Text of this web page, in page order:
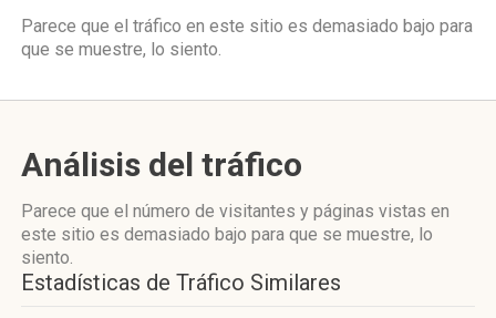
Parece que el tráfico en este sitio es demasiado bajo para
que se muestre, lo siento.
Análisis del tráfico
Parece que el número de visitantes y páginas vistas en
este sitio es demasiado bajo para que se muestre, lo
siento.
Estadísticas de Tráfico Similares